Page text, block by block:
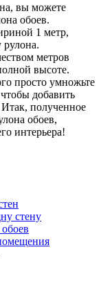
вы можете
обоев.
1 метр,
метров
высоте.
просто умножьте
добавить
полученное
обоев,
интерьера!
стену